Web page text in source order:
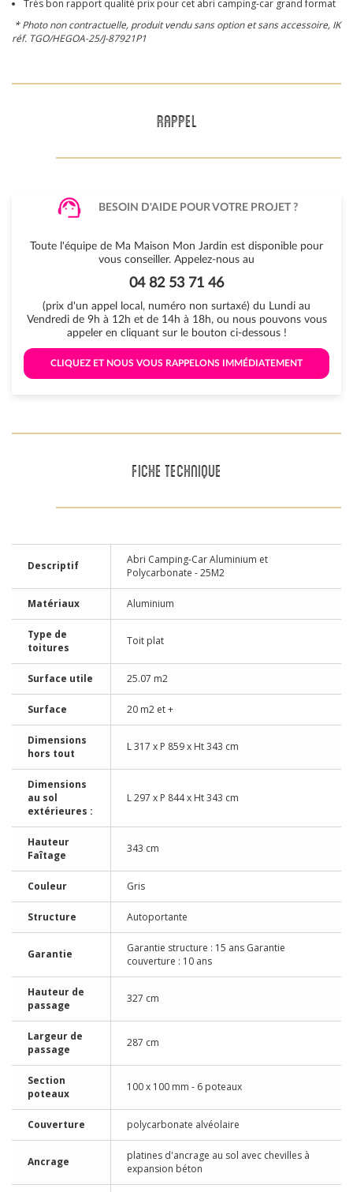
Très bon rapport qualité prix pour cet abri camping-car grand format
* Photo non contractuelle, produit vendu sans option et sans accessoire, IK
réf. TGO/HEGOA-25/J-87921P1
RAPPEL
BESOIN D'AIDE POUR VOTRE PROJET ?
Toute l'équipe de Ma Maison Mon Jardin est disponible pour
vous conseiller. Appelez-nous au
04 82 53 71 46
(prix d'un appel local, numéro non surtaxé) du Lundi au
Vendredi de 9h à 12h et de 14h à 18h, ou nous pouvons vous
appeler en cliquant sur le bouton ci-dessous !
CLIQUEZ ET NOUS VOUS RAPPELONS IMMÉDIATEMENT
FICHE TECHNIQUE
Descriptif
Abri Camping-Car Aluminium et
Polycarbonate - 25M2
Matériaux Aluminium
Type de
toitures
Toit plat
Surface utile 25.07 m2
Surface 20 m2 et +
Dimensions
hors tout
L 317 x P 859 x Ht 343 cm
Dimensions
au sol
extérieures :
L 297 x P 844 x Ht 343 cm
Hauteur
Faîtage
343 cm
Couleur Gris
Structure Autoportante
Garantie
Garantie structure : 15 ans Garantie
couverture : 10 ans
Hauteur de
passage
327 cm
Largeur de
passage
287 cm
Section
poteaux
100 x 100 mm - 6 poteaux
Couverture polycarbonate alvéolaire
Ancrage
platines d'ancrage au sol avec chevilles à
expansion béton